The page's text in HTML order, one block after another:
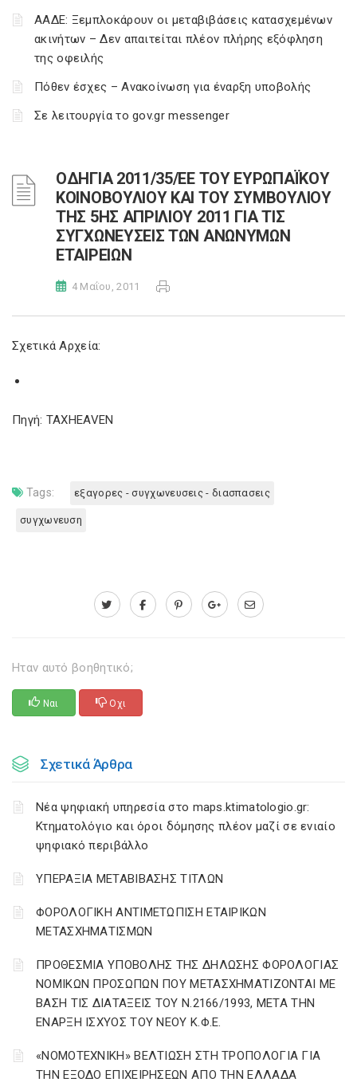
ΑΑΔΕ: Ξεμπλοκάρουν οι μεταβιβάσεις κατασχεμένων
ακινήτων – Δεν απαιτείται πλέον πλήρης εξόφληση
της οφειλής
Πόθεν έσχες – Ανακοίνωση για έναρξη υποβολής
Σε λειτουργία το gov.gr messenger
ΟΔΗΓΙΑ 2011/35/ΕΕ ΤΟΥ ΕΥΡΩΠΑΪΚΟΥ
ΚΟΙΝΟΒΟΥΛΙΟΥ ΚΑΙ ΤΟΥ ΣΥΜΒΟΥΛΙΟΥ
ΤΗΣ 5ΗΣ ΑΠΡΙΛΙΟΥ 2011 ΓΙΑ ΤΙΣ
ΣΥΓΧΩΝΕΥΣΕΙΣ ΤΩΝ ΑΝΩΝΥΜΩΝ
ΕΤΑΙΡΕΙΩΝ
4 Μαΐου, 2011
Σχετικά Αρχεία:
Πηγή: TAXHEAVEN
Tags: εξαγορες - συγχωνευσεις - διασπασεις
συγχωνευση
Ηταν αυτό βοηθητικό;
Ναι Οχι
Σχετικά Άρθρα
Νέα ψηφιακή υπηρεσία στο maps.ktimatologio.gr:
Κτηματολόγιο και όροι δόμησης πλέον μαζί σε ενιαίο
ψηφιακό περιβάλλο
ΥΠΕΡΑΞΙΑ ΜΕΤΑΒΙΒΑΣΗΣ ΤΙΤΛΩΝ
ΦΟΡΟΛΟΓΙΚΗ ΑΝΤΙΜΕΤΩΠΙΣΗ ΕΤΑΙΡΙΚΩΝ
ΜΕΤΑΣΧΗΜΑΤΙΣΜΩΝ
ΠΡΟΘΕΣΜΙΑ ΥΠΟΒΟΛΗΣ ΤΗΣ ΔΗΛΩΣΗΣ ΦΟΡΟΛΟΓΙΑΣ
ΝΟΜΙΚΩΝ ΠΡΟΣΩΠΩΝ ΠΟΥ ΜΕΤΑΣΧΗΜΑΤΙΖΟΝΤΑΙ ΜΕ
ΒΑΣΗ ΤΙΣ ΔΙΑΤΑΞΕΙΣ ΤΟΥ Ν.2166/1993, ΜΕΤΑ ΤΗΝ
ΕΝΑΡΞΗ ΙΣΧΥΟΣ ΤΟΥ ΝΕΟΥ Κ.Φ.Ε.
«ΝΟΜΟΤΕΧΝΙΚΗ» ΒΕΛΤΙΩΣΗ ΣΤΗ ΤΡΟΠΟΛΟΓΙΑ ΓΙΑ
ΤΗΝ ΕΞΟΔΟ ΕΠΙΧΕΙΡΗΣΕΩΝ ΑΠΟ ΤΗΝ ΕΛΛΑΔΑ